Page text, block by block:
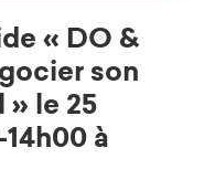
« DO &
son
le 25
à